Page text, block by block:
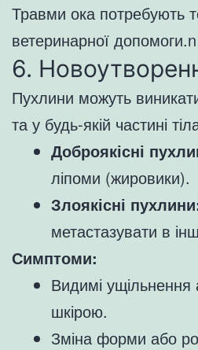
Травми ока потребують
ветеринарної допомоги.n
6.
Пухлини можуть
та у будь-якій частині
Доброякісні
ліпоми (жировики).
Злоякісні
метастазувати в
Симптоми:
Видимі
шкірою.
Зміна форми або